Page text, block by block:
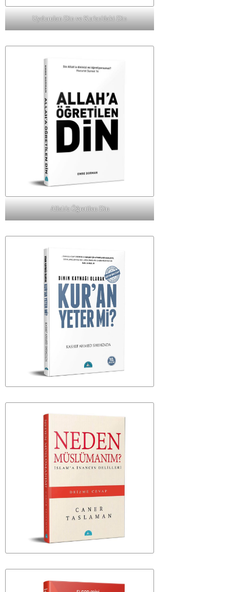
Uydurulan Din ve Kur'an'daki Din
Allah'a Öğretilen Din